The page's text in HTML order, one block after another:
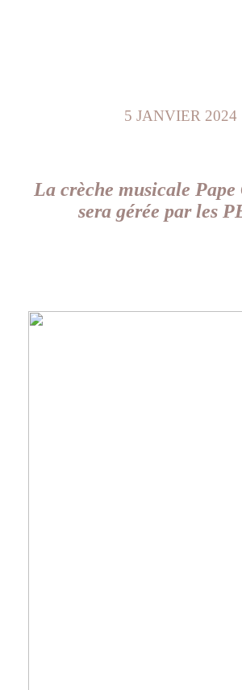
5 JANVIER 2024
La crèche musicale
sera gérée par les